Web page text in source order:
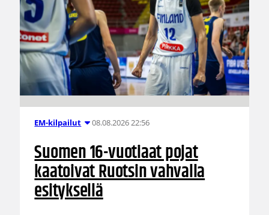
EM-kilpailut 08.08.2026 22:56
Suomen 16-vuotiaat pojat
kaatoivat Ruotsin vahvalla
esityksellä